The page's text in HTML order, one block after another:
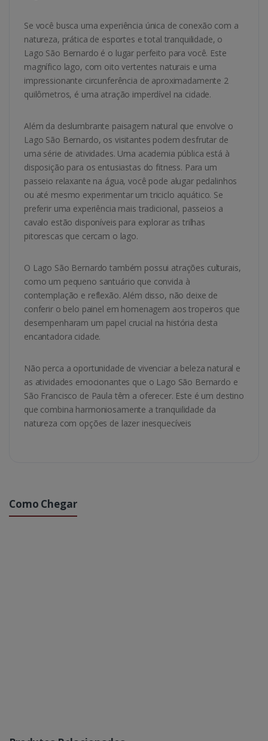
Se você busca uma experiência única de conexão com a
natureza, prática de esportes e total tranquilidade, o
Lago São Bernardo é o lugar perfeito para você. Este
magnífico lago, com oito vertentes naturais e uma
impressionante circunferência de aproximadamente 2
quilômetros, é uma atração imperdível na cidade.
Além da deslumbrante paisagem natural que envolve o
Lago São Bernardo, os visitantes podem desfrutar de
uma série de atividades. Uma academia pública está à
disposição para os entusiastas do fitness. Para um
passeio relaxante na água, você pode alugar pedalinhos
ou até mesmo experimentar um triciclo aquático. Se
preferir uma experiência mais tradicional, passeios a
cavalo estão disponíveis para explorar as trilhas
pitorescas que cercam o lago.
O Lago São Bernardo também possui atrações culturais,
como um pequeno santuário que convida à
contemplação e reflexão. Além disso, não deixe de
conferir o belo painel em homenagem aos tropeiros que
desempenharam um papel crucial na história desta
encantadora cidade.
Não perca a oportunidade de vivenciar a beleza natural e
as atividades emocionantes que o Lago São Bernardo e
São Francisco de Paula têm a oferecer. Este é um destino
que combina harmoniosamente a tranquilidade da
natureza com opções de lazer inesquecíveis
Como Chegar